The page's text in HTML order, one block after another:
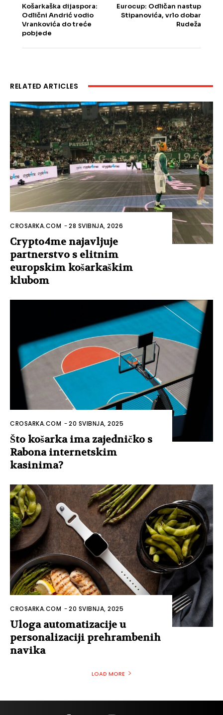
Košarkaška dijaspora:
Odlični Andrić vodio
Vrankovića do treće
pobjede
Eurocup: Odličan nastup
Stipanovića, vrlo dobar
Rudeža
RELATED ARTICLES
CROSARKA.COM -28 SVIBNJA, 2026
Crypto4me najavljuje
partnerstvo s elitnim
europskim košarkaškim
klubom
CROSARKA.COM -20 SVIBNJA, 2025
Što košarka ima zajedničko s
Rabona internetskim
kasinima?
CROSARKA.COM -20 SVIBNJA, 2025
Uloga automatizacije u
personalizaciji prehrambenih
navika
LOAD MORE